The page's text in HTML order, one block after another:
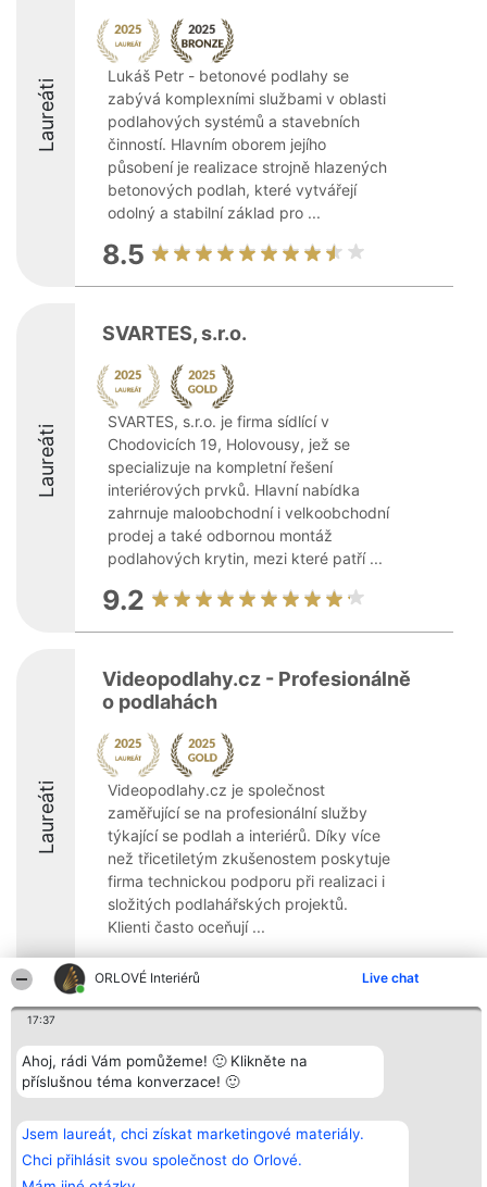
ORLOVÉ Interiérů Live chat
17:37
Ahoj, rádi Vám pomůžeme! 🙂 Klikněte na
příslušnou téma konverzace! 🙂
Jsem laureát, chci získat marketingové materiály.
Chci přihlásit svou společnost do Orlové.
Laureáti
Lukáš Petr - betonové podlahy se
zabývá komplexními službami v oblasti
podlahových systémů a stavebních
činností. Hlavním oborem jejího
působení je realizace strojně hlazených
betonových podlah, které vytvářejí
odolný a stabilní základ pro ...
8.5
Laureáti
SVARTES, s.r.o.
SVARTES, s.r.o. je firma sídlící v
Chodovicích 19, Holovousy, jež se
specializuje na kompletní řešení
interiérových prvků. Hlavní nabídka
zahrnuje maloobchodní i velkoobchodní
prodej a také odbornou montáž
podlahových krytin, mezi které patří ...
9.2
Laureáti
Videopodlahy.cz - Profesionálně
o podlahách
Videopodlahy.cz je společnost
zaměřující se na profesionální služby
týkající se podlah a interiérů. Díky více
než třicetiletým zkušenostem poskytuje
firma technickou podporu při realizaci i
složitých podlahářských projektů.
Klienti často oceňují ...
10
Organizátor hlasování
Bright Side Solutions sp. z o.
o. sp. k.
ul. Ruska 22
KRS 0000749100 | Regon
381313360 | NIP 8943132676
Plebiscyt
Vítězové
Seznam všech
laureátů
Pravidla
Zásady
ochrany
Kontakt